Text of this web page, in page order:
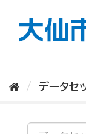
データセ